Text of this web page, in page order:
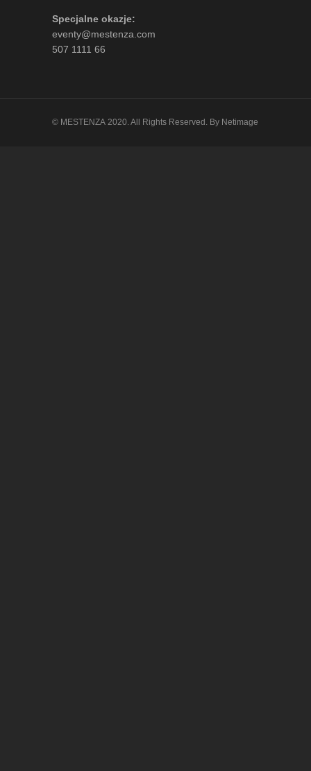
Specjalne okazje:
eventy@mestenza.com
507 1111 66
© MESTENZA 2020. All Rights Reserved. By Netimage